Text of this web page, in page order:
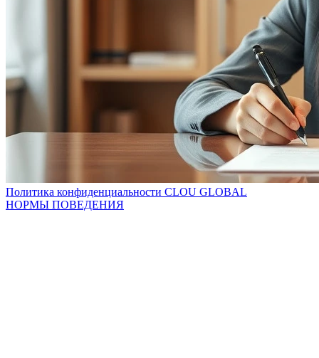
Политика конфиденциальности CLOU GLOBAL
НОРМЫ ПОВЕДЕНИЯ